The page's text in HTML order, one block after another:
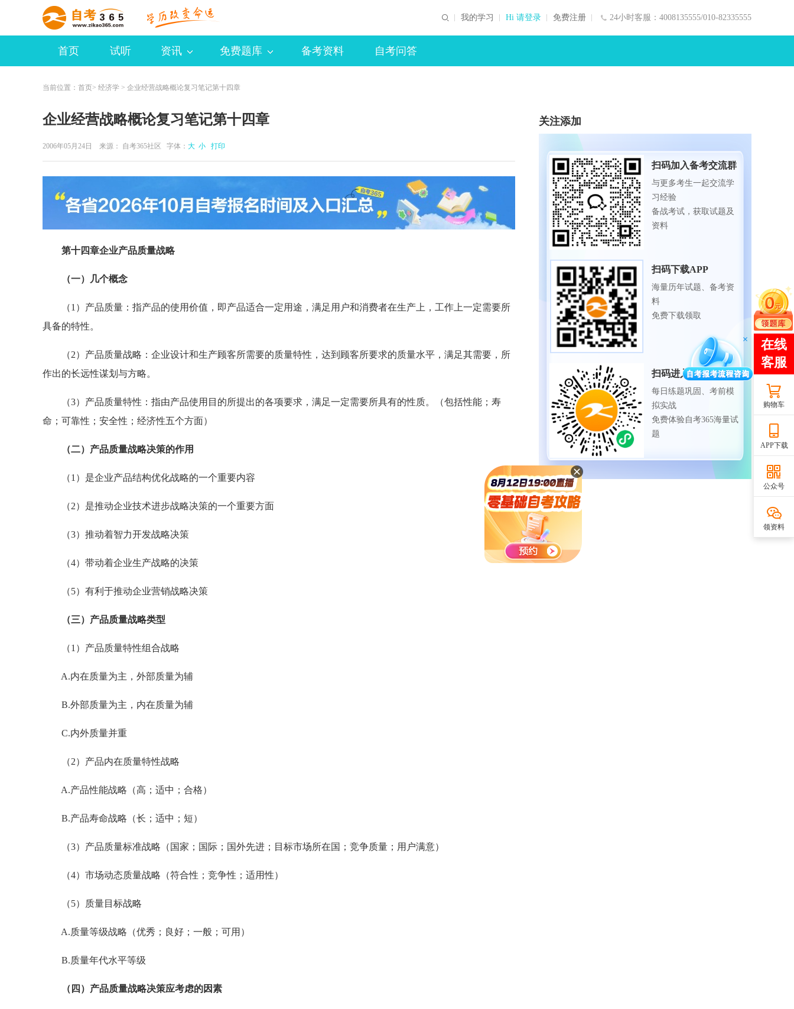
24小时客服：4008135555/010-82335555
我的学习 Hi 请登录 免费注册
首页 试听 资讯 免费题库 备考资料 自考问答
当前位置： 首页> 经济学 > 企业经营战略概论复习笔记第十四章
企业经营战略概论复习笔记第十四章
2006年05月24日 来源： 自考365社区 字体： 大 小 打印
第十四章企业产品质量战略
（一）几个概念
（1）产品质量：指产品的使用价值，即产品适合一定用途，满足用户和消费者在生产上，工作上一定需要所
具备的特性。
（2）产品质量战略：企业设计和生产顾客所需要的质量特性，达到顾客所要求的质量水平，满足其需要，所
作出的长远性谋划与方略。
（3）产品质量特性：指由产品使用目的所提出的各项要求，满足一定需要所具有的性质。（包括性能；寿
命；可靠性；安全性；经济性五个方面）
（二）产品质量战略决策的作用
（1）是企业产品结构优化战略的一个重要内容
（2）是推动企业技术进步战略决策的一个重要方面
（3）推动着智力开发战略决策
（4）带动着企业生产战略的决策
（5）有利于推动企业营销战略决策
（三）产品质量战略类型
（1）产品质量特性组合战略
A.内在质量为主，外部质量为辅
B.外部质量为主，内在质量为辅
C.内外质量并重
（2）产品内在质量特性战略
A.产品性能战略（高；适中；合格）
B.产品寿命战略（长；适中；短）
（3）产品质量标准战略（国家；国际；国外先进；目标市场所在国；竞争质量；用户满意）
（4）市场动态质量战略（符合性；竞争性；适用性）
（5）质量目标战略
A.质量等级战略（优秀；良好；一般；可用）
B.质量年代水平等级
（四）产品质量战略决策应考虑的因素
关注添加
扫码加入备考交流群
与更多考生一起交流学
习经验
备战考试，获取试题及
资料
扫码下载APP
海量历年试题、备考资
料
免费下载领取
扫码进入微信小程序
每日练题巩固、考前模
拟实战
免费体验自考365海量试
题
购物车
APP下载
公众号
领资料